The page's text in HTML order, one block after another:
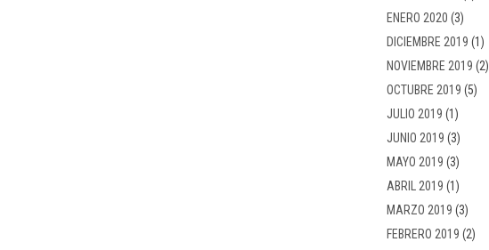
ENERO 2020 (3)
DICIEMBRE 2019 (1)
NOVIEMBRE 2019 (2)
OCTUBRE 2019 (5)
JULIO 2019 (1)
JUNIO 2019 (3)
MAYO 2019 (3)
ABRIL 2019 (1)
MARZO 2019 (3)
FEBRERO 2019 (2)